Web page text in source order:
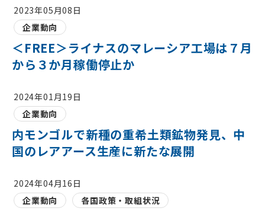
2023年05月08日
企業動向
＜FREE＞ライナスのマレーシア工場は７月
から３か月稼働停止か
2024年01月19日
企業動向
内モンゴルで新種の重希土類鉱物発見、中
国のレアアース生産に新たな展開
2024年04月16日
企業動向
各国政策・取組状況